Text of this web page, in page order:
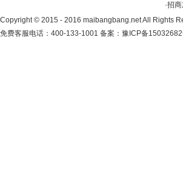
·招商
Copyright© 2015 - 2016 maibangbang.net All Rights
免费客服电话：400-133-1001 备案： 豫ICP备